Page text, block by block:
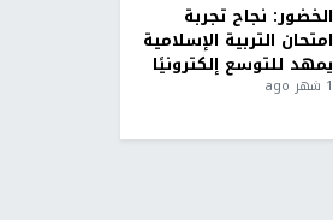
الخضور: نجاح تجربة
امتحان التربية الإسلامية
يمهد للتوسع إلكترونيًا
1 شهر ago